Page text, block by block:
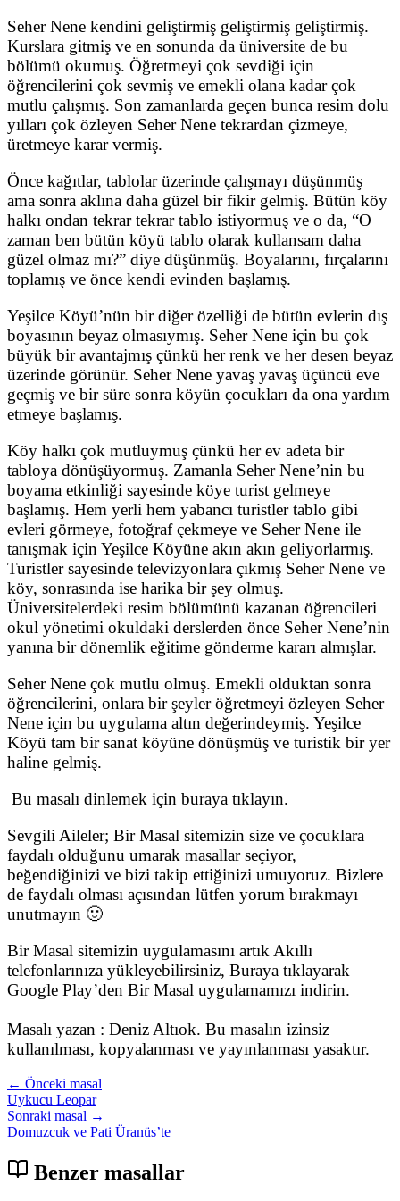
Seher Nene kendini geliştirmiş geliştirmiş geliştirmiş.
Kurslara gitmiş ve en sonunda da üniversite de bu
bölümü okumuş. Öğretmeyi çok sevdiği için
öğrencilerini çok sevmiş ve emekli olana kadar çok
mutlu çalışmış. Son zamanlarda geçen bunca resim dolu
yılları çok özleyen Seher Nene tekrardan çizmeye,
üretmeye karar vermiş.
Önce kağıtlar, tablolar üzerinde çalışmayı düşünmüş
ama sonra aklına daha güzel bir fikir gelmiş. Bütün köy
halkı ondan tekrar tekrar tablo istiyormuş ve o da, “O
zaman ben bütün köyü tablo olarak kullansam daha
güzel olmaz mı?” diye düşünmüş. Boyalarını, fırçalarını
toplamış ve önce kendi evinden başlamış.
Yeşilce Köyü’nün bir diğer özelliği de bütün evlerin dış
boyasının beyaz olmasıymış. Seher Nene için bu çok
büyük bir avantajmış çünkü her renk ve her desen beyaz
üzerinde görünür. Seher Nene yavaş yavaş üçüncü eve
geçmiş ve bir süre sonra köyün çocukları da ona yardım
etmeye başlamış.
Köy halkı çok mutluymuş çünkü her ev adeta bir
tabloya dönüşüyormuş. Zamanla Seher Nene’nin bu
boyama etkinliği sayesinde köye turist gelmeye
başlamış. Hem yerli hem yabancı turistler tablo gibi
evleri görmeye, fotoğraf çekmeye ve Seher Nene ile
tanışmak için Yeşilce Köyüne akın akın geliyorlarmış.
Turistler sayesinde televizyonlara çıkmış Seher Nene ve
köy, sonrasında ise harika bir şey olmuş.
Üniversitelerdeki resim bölümünü kazanan öğrencileri
okul yönetimi okuldaki derslerden önce Seher Nene’nin
yanına bir dönemlik eğitime gönderme kararı almışlar.
Seher Nene çok mutlu olmuş. Emekli olduktan sonra
öğrencilerini, onlara bir şeyler öğretmeyi özleyen Seher
Nene için bu uygulama altın değerindeymiş. Yeşilce
Köyü tam bir sanat köyüne dönüşmüş ve turistik bir yer
haline gelmiş.
Bu masalı dinlemek için buraya tıklayın.
Sevgili Aileler; Bir Masal sitemizin size ve çocuklara
faydalı olduğunu umarak masallar seçiyor,
beğendiğinizi ve bizi takip ettiğinizi umuyoruz. Bizlere
de faydalı olması açısından lütfen yorum bırakmayı
unutmayın 🙂
Bir Masal sitemizin uygulamasını artık Akıllı
telefonlarınıza yükleyebilirsiniz, Buraya tıklayarak
Google Play’den Bir Masal uygulamamızı indirin.
Masalı yazan : Deniz Altıok. Bu masalın izinsiz
kullanılması, kopyalanması ve yayınlanması yasaktır.
← Önceki masal
Uykucu Leopar
Sonraki masal →
Domuzcuk ve Pati Üranüs’te
Benzer masallar